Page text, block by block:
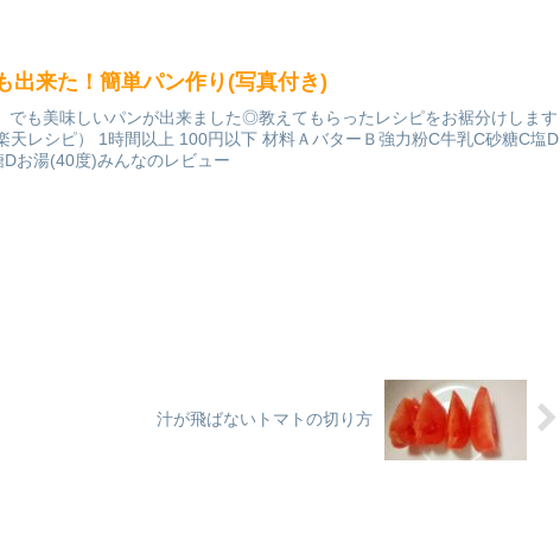
出来た！簡単パン作り(写真付き)
でも美味しいパンが出来ました◎教えてもらったレシピをお裾分けします
天レシピ） 1時間以上 100円以下 材料ＡバターＢ強力粉C牛乳C砂糖C塩D
Dお湯(40度)みんなのレビュー
汁が飛ばないトマトの切り方